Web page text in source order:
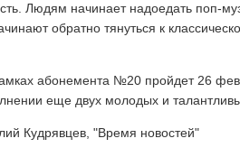
Людям начинает надоедать поп-
обратно тянуться к
абонемента №20 пройдет 26
еще двух молодых и
Кудрявцев, "Время новостей"